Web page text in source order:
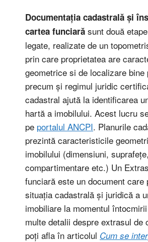
Documentația cadastrală și
cartea funciară sunt două
legate, realizate de un
prin care proprietatea are
geometrice si de localizare bine
precum și regimul juridic
cadastral ajută la identificarea
hartă a imobilului. Acest lucru
pe portalul ANCPI. Planurile
prezintă caracteristicile
imobilului (dimensiuni,
compartimentare etc.) Un
funciară este un document care
situația cadastrală și juridică a
imobiliare la momentul
multe detalii despre extrasul de
poți afla în articolul Cum se